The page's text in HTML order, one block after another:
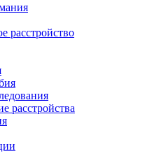
расстройство
расстройства